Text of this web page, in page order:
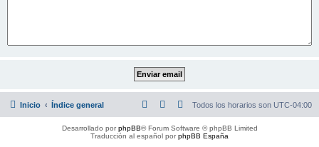
Inicio Índice general Todos los horarios son UTC-04:00
Desarrollado porphpBB® Forum Software © phpBB Limited
Traducción al español porphpBB España